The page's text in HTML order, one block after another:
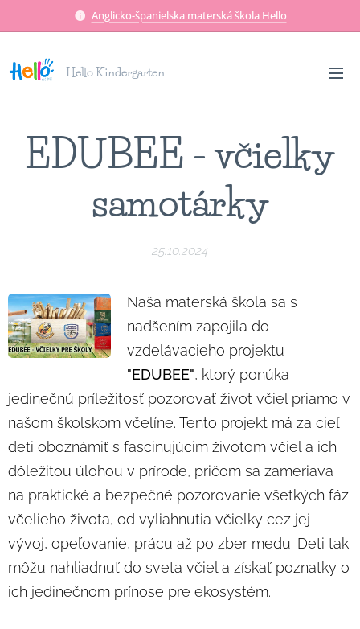
Anglicko-španielska materská škola Hello
Hello Kindergarten
EDUBEE - včielky
samotárky
25.10.2024
Naša materská škola sa s
nadšením zapojila do
vzdelávacieho projektu
"EDUBEE", ktorý ponúka
jedinečnú príležitosť pozorovať život včiel priamo v
našom školskom včelíne. Tento projekt má za cieľ
deti oboznámiť s fascinujúcim životom včiel a ich
dôležitou úlohou v prírode, pričom sa zameriava
na praktické a bezpečné pozorovanie všetkých fáz
včelieho života, od vyliahnutia včielky cez jej
vývoj, opeľovanie, prácu až po zber medu. Deti tak
môžu nahliadnuť do sveta včiel a získať poznatky o
ich jedinečnom prínose pre ekosystém.